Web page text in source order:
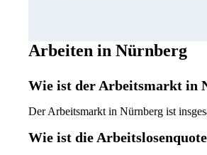
Arbeiten in Nürnberg
Wie ist der Arbeitsmarkt in
Der Arbeitsmarkt in Nürnberg ist
Wie ist die